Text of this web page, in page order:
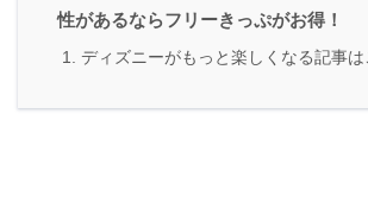
性があるならフリーきっぷがお得！
ディズニーがもっと楽しくなる記事は